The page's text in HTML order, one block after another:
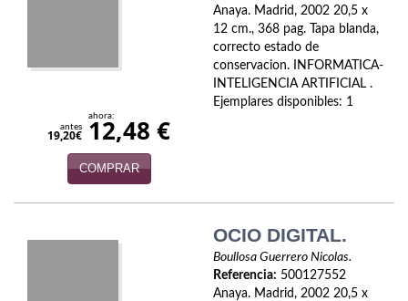
Infantil y juvenil. Nuevo!!
Anaya. Madrid, 2002 20,5 x
12 cm., 368 pag. Tapa blanda,
correcto estado de
conservacion. INFORMATICA-
INTELIGENCIA ARTIFICIAL .
Ejemplares disponibles: 1
antes
19,20€
ahora:
12,48 €
COMPRAR
OCIO DIGITAL.
Boullosa Guerrero Nicolas.
Referencia: 500127552
Anaya. Madrid, 2002 20,5 x